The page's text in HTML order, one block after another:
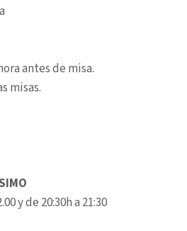
antes de misa.
misas.
y de 20:30h a 21:30